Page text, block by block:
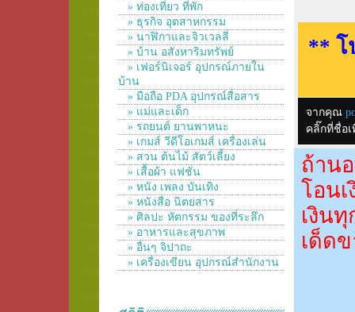
» ท่องเที่ยว ที่พัก
» ธุรกิจ อุตสาหกรรม
» นาฬิกาและจิวเวลลี่
» บ้าน อสังหาริมทรัพย์
» เฟอร์นิเจอร์ อุปกรณ์ภายใน
บ้าน
» มือถือ PDA อุปกรณ์สื่อสาร
» แม่และเด็ก
» รถยนต์ ยานพาหนะ
» เกมส์ วีดีโอเกมส์ เครื่องเล่น
» สวน ต้นไม้ สัตว์เลี้ยง
» เสื้อผ้า แฟชั่น
» หนัง เพลง บันเทิง
» หนังสือ นิตยสาร
» ศิลปะ หัตกรรม ของที่ระลึก
» อาหารและสุขภาพ
» อื่นๆ จิปาถะ
» เครื่องเขียน อุปกรณ์สำนักงาน
** โ
จากคุณ
คลิ๊กที่ชื่อ
ถ้าน
โอน
เงิน
เด็ด